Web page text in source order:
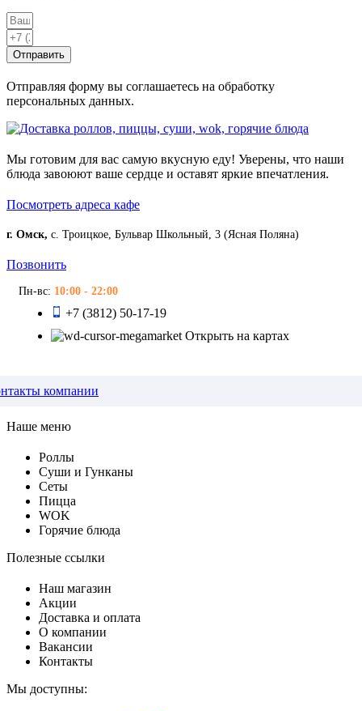
Отправить
Отправляя форму вы соглашаетесь на обработку
персональных данных.
Мы готовим для вас самую вкусную еду! Уверены, что наши
блюда завоюют ваше сердце и оставят яркие впечатления.
Посмотреть адреса кафе
г. Омск, с. Троицкое, Бульвар Школьный, 3 (Ясная Поляна)
Позвонить
Пн-вс: 10:00 - 22:00
+7 (3812) 50-17-19
Открыть на картах
компании
Наше меню
Роллы
Суши и Гунканы
Сеты
Пицца
WOK
Горячие блюда
Полезные ссылки
Наш магазин
Акции
Доставка и оплата
О компании
Вакансии
Контакты
Мы доступны: